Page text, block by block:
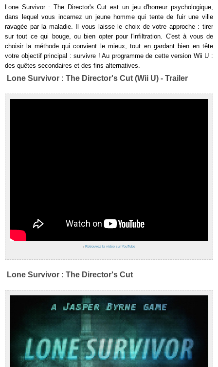
Lone Survivor : The Director's Cut est un jeu d'horreur psychologique,
dans lequel vous incarnez un jeune homme qui tente de fuir une ville
ravagée par la maladie. Il vous laisse le choix de votre approche : tirer
sur tout ce qui bouge, ou bien opter pour l'infiltration. C'est à vous de
choisir la méthode qui convient le mieux, tout en gardant bien en tête
votre objectif principal : survivre ! Au programme de cette version Wii U :
des quêtes secondaires et des fins alternatives.
Lone Survivor : The Director's Cut (Wii U) - Trailer
› Retrouvez la vidéo sur YouTube
Lone Survivor : The Director's Cut